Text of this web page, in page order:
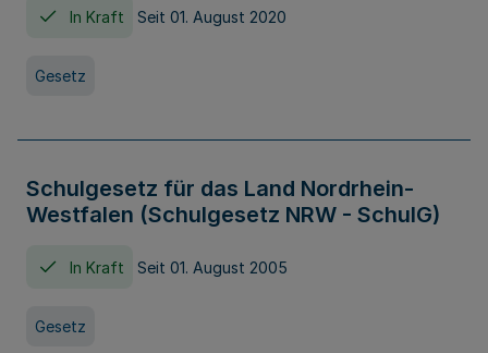
In Kraft Seit 01. August 2020
Gesetz
Schulgesetz für das Land Nordrhein-
Westfalen (Schulgesetz NRW - SchulG)
In Kraft Seit 01. August 2005
Gesetz